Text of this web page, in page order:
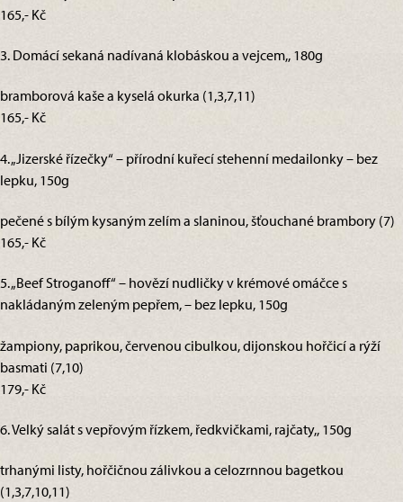
165,- Kč
3. Domácí sekaná nadívaná klobáskou a vejcem,, 180g
bramborová kaše a kyselá okurka (1,3,7,11)
165,- Kč
4. „Jizerské řízečky“ – přírodní kuřecí stehenní medailonky – bez
lepku, 150g
pečené s bílým kysaným zelím a slaninou, šťouchané brambory (7)
165,- Kč
5. „Beef Stroganoff“ – hovězí nudličky v krémové omáčce s
nakládaným zeleným pepřem, – bez lepku, 150g
žampiony, paprikou, červenou cibulkou, dijonskou hořčicí a rýží
basmati (7,10)
179,- Kč
6. Velký salát s vepřovým řízkem, ředkvičkami, rajčaty,, 150g
trhanými listy, hořčičnou zálivkou a celozrnnou bagetkou
(1,3,7,10,11)